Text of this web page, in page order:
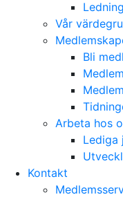
Ledning
Vår
Bli
Arbeta hos
Lediga
Kontakt